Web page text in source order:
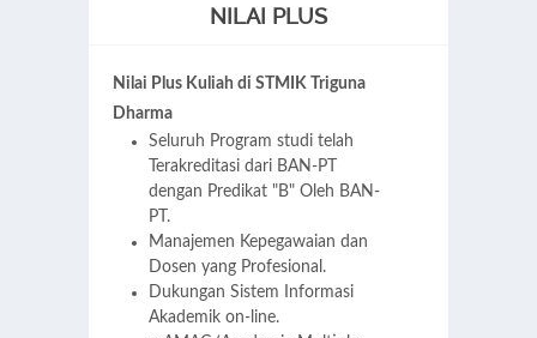
NILAI PLUS
Nilai Plus Kuliah di STMIK Triguna
Dharma
Seluruh Program studi telah
Terakreditasi dari BAN-PT
dengan Predikat "B" Oleh BAN-
PT.
Manajemen Kepegawaian dan
Dosen yang Profesional.
Dukungan Sistem Informasi
Akademik on-line.